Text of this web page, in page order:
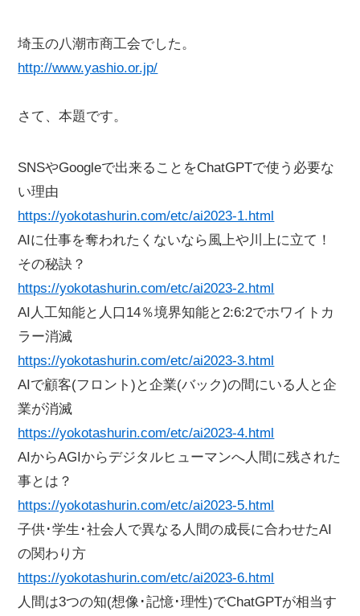
埼玉の八潮市商工会でした。
http://www.yashio.or.jp/
さて、本題です。
SNSやGoogleで出来ることをChatGPTで使う必要な
い理由
https://yokotashurin.com/etc/ai2023-1.html
AIに仕事を奪われたくないなら風上や川上に立て！
その秘訣？
https://yokotashurin.com/etc/ai2023-2.html
AI人工知能と人口14％境界知能と2:6:2でホワイトカ
ラー消滅
https://yokotashurin.com/etc/ai2023-3.html
AIで顧客(フロント)と企業(バック)の間にいる人と企
業が消滅
https://yokotashurin.com/etc/ai2023-4.html
AIからAGIからデジタルヒューマンへ人間に残された
事とは？
https://yokotashurin.com/etc/ai2023-5.html
子供･学生･社会人で異なる人間の成長に合わせたAI
の関わり方
https://yokotashurin.com/etc/ai2023-6.html
人間は3つの知(想像･記憶･理性)でChatGPTが相当す